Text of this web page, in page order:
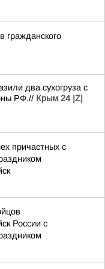
гражданского
два сухогруза с
РФ.// Крым 24 |Z|
причастных с
России с